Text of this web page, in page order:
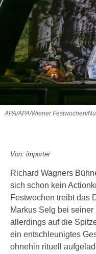
APA/APA/Wiener Festwochen/
Von: importer
Richard Wagners
sich schon kein
Festwochen treibt das
Markus Selg bei
allerdings auf die
ein entschleunigtes
ohnehin rituell